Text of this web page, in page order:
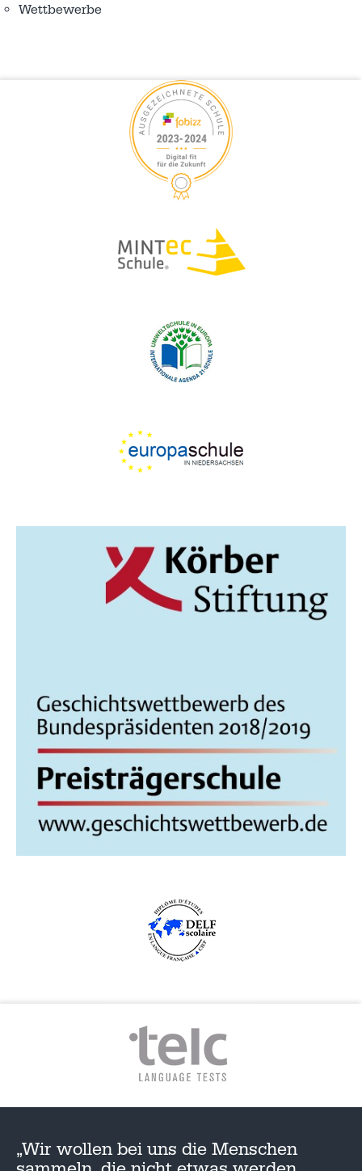
Wettbewerbe
„Wir wollen bei uns die Menschen